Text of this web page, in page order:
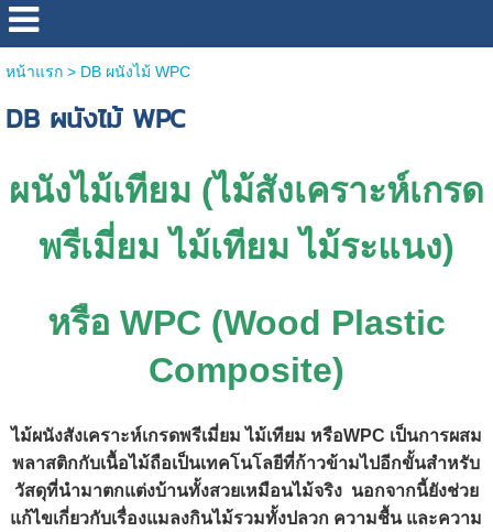
หน้าแรก> DB ผนังไม้ WPC
DB ผนังไม้ WPC
ผนังไม้เทียม (ไม้สังเคราะห์เกรด
พรีเมี่ยม ไม้เทียม ไม้ระแนง)
หรือ WPC (Wood Plastic
Composite)
ไม้ผนังสังเคราะห์เกรดพรีเมี่ยม ไม้เทียม หรือWPC เป็นการผสม
พลาสติกกับเนื้อไม้ถือเป็นเทคโนโลยีที่ก้าวข้ามไปอีกขั้นสำหรับ
วัสดุที่นำมาตกแต่งบ้านทั้งสวยเหมือนไม้จริง นอกจากนี้ยังช่วย
แก้ไขเกี่ยวกับเรื่องแมลงกินไม้รวมทั้งปลวก ความชื้น และความ